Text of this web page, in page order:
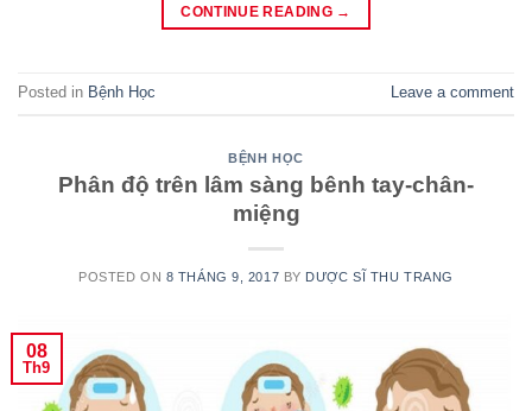
CONTINUE READING →
Posted in Bệnh Học Leave a comment
BỆNH HỌC
Phân độ trên lâm sàng bênh tay-chân-
miệng
POSTED ON 8 THÁNG 9, 2017 BY DƯỢC SĨ THU TRANG
08
Th9